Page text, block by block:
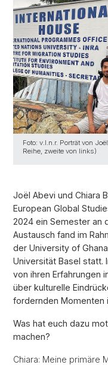
Foto: v.l.n.r. Porträt von
Reihe, zweite von links)
Joël Abevi und Chiara
European Global
2024 ein Semester an
Austausch fand im
der University of
Universität Basel statt.
von ihren Erfahrungen
über kulturelle
fordernden Momenten
Was hat euch dazu
machen?
Chiara: Meine primäre